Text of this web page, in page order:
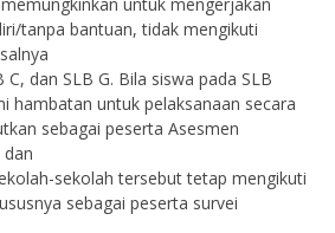
tanpa bantuan, tidak mengikuti
C, dan SLB G. Bila siswa pada SLB
hambatan untuk pelaksanaan secara
sebagai peserta Asesmen
sekolah tersebut tetap mengikuti
sebagai peserta survei